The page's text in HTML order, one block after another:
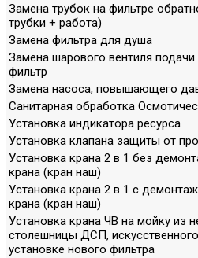
Замена трубок на фильтре
трубки + работа)
Замена фильтра для душа
Замена шарового вентиля
фильтр
Замена насоса, повышающего
Санитарная обработка
Установка индикатора ресурса
Установка клапана защиты от
Установка крана 2 в 1 без
крана (кран наш)
Установка крана 2 в 1 с
крана (кран наш)
Установка крана ЧВ на мойку из
столешницы ДСП,
установке нового фильтра